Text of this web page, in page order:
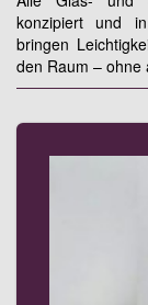
konzipiert und
bringen
den Raum – ohne